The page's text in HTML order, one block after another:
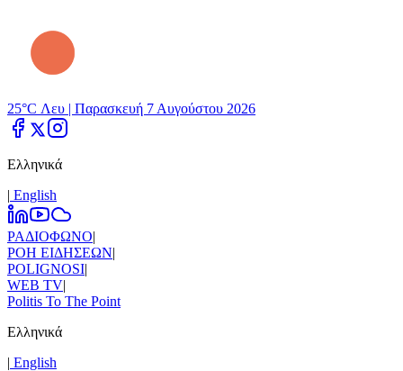
25°C Λευ | Παρασκευή 7 Αυγούστου 2026
Ελληνικά
| Εnglish
ΡΑΔΙΟΦΩΝΟ|
ΡΟΗ ΕΙΔΗΣΕΩΝ|
POLIGNOSI|
WEB TV|
Politis To The Point
Ελληνικά
| Εnglish